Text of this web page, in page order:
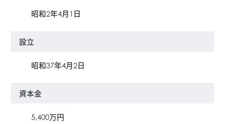
昭和2年4月1日
設立
昭和37年4月2日
資本金
5,400万円